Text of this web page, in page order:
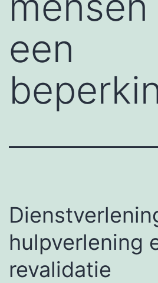
een
hulpverlening
revalidatie